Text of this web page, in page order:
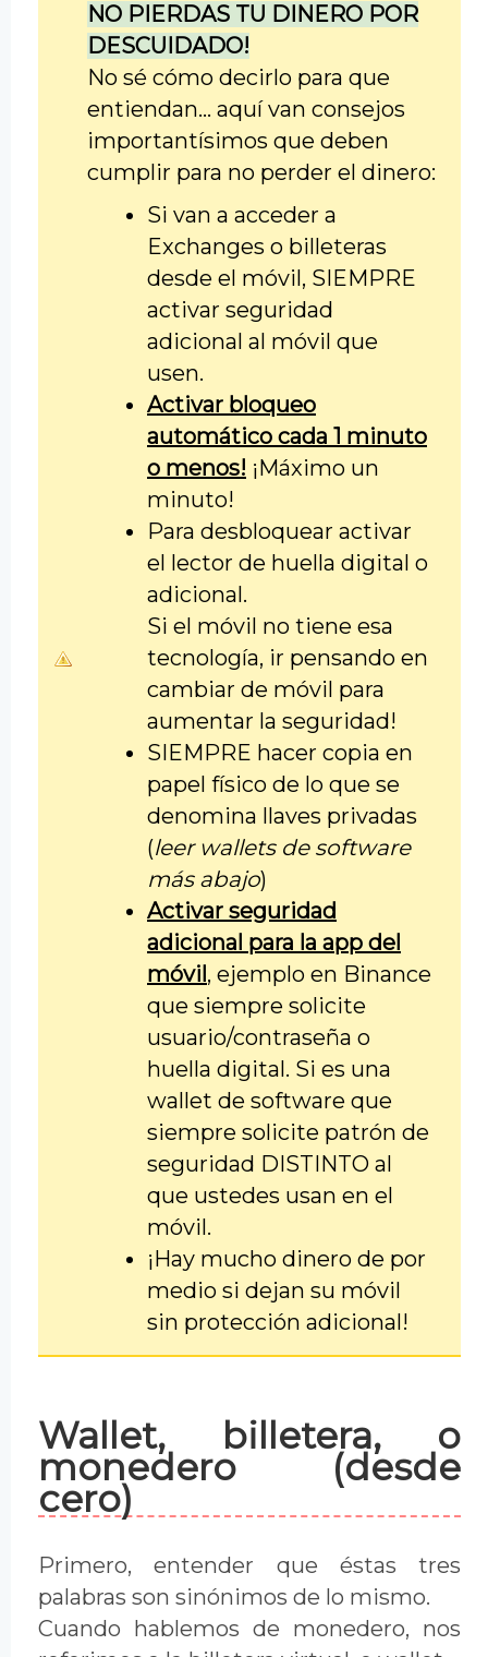
NO PIERDAS TU DINERO POR
DESCUIDADO!
No sé cómo decirlo para que
entiendan... aquí van consejos
importantísimos que deben
cumplir para no perder el dinero:
Si van a acceder a
Exchanges o billeteras
desde el móvil, SIEMPRE
activar seguridad
adicional al móvil que
usen.
Activar bloqueo
automático cada 1 minuto
o menos! ¡Máximo un
minuto!
Para desbloquear activar
el lector de huella digital o
adicional.
Si el móvil no tiene esa
tecnología, ir pensando en
cambiar de móvil para
aumentar la seguridad!
SIEMPRE hacer copia en
papel físico de lo que se
denomina llaves privadas
(leer wallets de software
más abajo)
Activar seguridad
adicional para la app del
móvil, ejemplo en Binance
que siempre solicite
usuario/contraseña o
huella digital. Si es una
wallet de software que
siempre solicite patrón de
seguridad DISTINTO al
que ustedes usan en el
móvil.
¡Hay mucho dinero de por
medio si dejan su móvil
sin protección adicional!
Wallet, billetera, o
monedero (desde
cero)
Primero, entender que éstas tres
palabras son sinónimos de lo mismo.
Cuando hablemos de monedero, nos